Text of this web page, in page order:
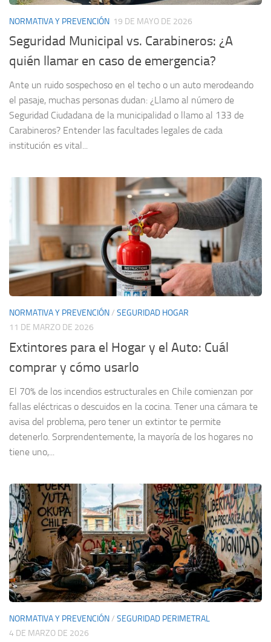
NORMATIVA Y PREVENCIÓN 19 DE MAYO DE 2026
Seguridad Municipal vs. Carabineros: ¿A
quién llamar en caso de emergencia?
Ante un ruido sospechoso en el techo o un auto merodeando
el pasaje, muchas personas dudan: ¿Llamo al número de
Seguridad Ciudadana de la municipalidad o llamo al 133 de
Carabineros? Entender las facultades legales de cada
institución es vital...
NORMATIVA Y PREVENCIÓN/ SEGURIDAD HOGAR
11 DE MARZO DE 2026
Extintores para el Hogar y el Auto: Cuál
comprar y cómo usarlo
El 70% de los incendios estructurales en Chile comienzan por
fallas eléctricas o descuidos en la cocina. Tener una cámara te
avisa del problema, pero tener un extintor te permite
detenerlo. Sorprendentemente, la mayoría de los hogares no
tiene uno,...
NORMATIVA Y PREVENCIÓN/ SEGURIDAD PERIMETRAL
4 DE MARZO DE 2026